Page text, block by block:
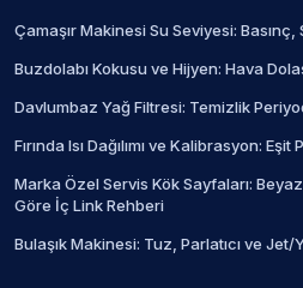
Çamaşır Makinesi Su Seviyesi:
Buzdolabı Kokusu ve Hijyen: Hava
Davlumbaz Yağ Filtresi: Temizlik
Fırında Isı Dağılımı ve Kalibrasyon:
Marka Özel Servis Kök Sayfaları:
Göre İç Link Rehberi
Bulaşık Makinesi: Tuz, Parlatıcı ve Jet/